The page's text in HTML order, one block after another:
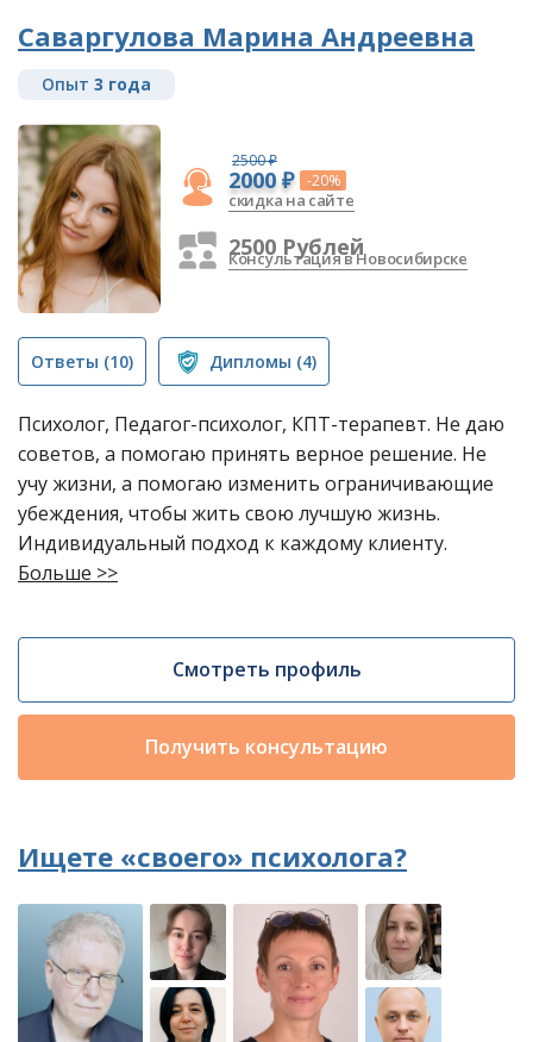
Саваргулова Марина Андреевна
Опыт 3 года
2500 ₽
2000 ₽ -20%
скидка на сайте
2500 Рублей
Консультация в Новосибирске
Ответы (10) Дипломы (4)
Психолог, Педагог-психолог, КПТ-терапевт. Не даю
советов, а помогаю принять верное решение. Не
учу жизни, а помогаю изменить ограничивающие
убеждения, чтобы жить свою лучшую жизнь.
Индивидуальный подход к каждому клиенту.
Больше >>
Смотреть профиль
Получить консультацию
Ищете «своего» психолога?